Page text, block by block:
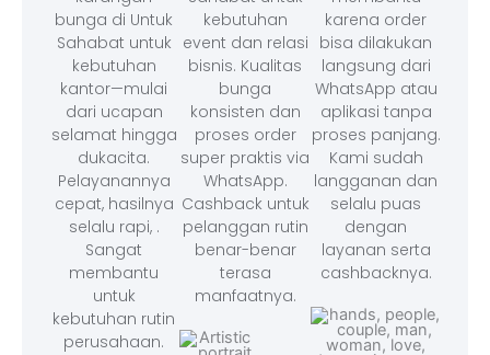
bunga di Untuk
Sahabat untuk
kebutuhan
kantor—mulai
dari ucapan
selamat hingga
dukacita.
Pelayanannya
cepat, hasilnya
selalu rapi, .
Sangat
membantu
untuk
kebutuhan rutin
perusahaan.
kebutuhan
event dan relasi
bisnis. Kualitas
bunga
konsisten dan
proses order
super praktis via
WhatsApp.
Cashback untuk
pelanggan rutin
benar-benar
terasa
manfaatnya.
karena order
bisa dilakukan
langsung dari
WhatsApp atau
aplikasi tanpa
proses panjang.
Kami sudah
langganan dan
selalu puas
dengan
layanan serta
cashbacknya.